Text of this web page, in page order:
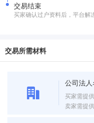
交易结束
买家确认过户资料后，平台解
交易所需材料
公司法人
买家需提
卖家需提